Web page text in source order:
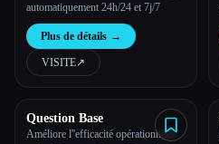
automatiquement 24h/24 et 7j/7
Plus de détails →
VISITE↗︎
Question Base
Améliore l''efficacité opérationnelle